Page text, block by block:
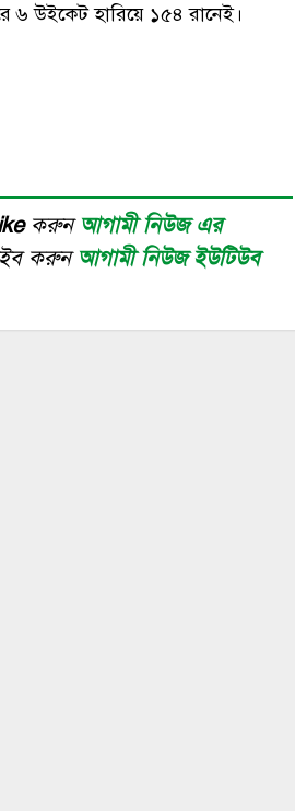
৬ উইকেট হারিয়ে ১৫৪ রানেই।
করুন আগামী নিউজ এর
করুন আগামী নিউজ ইউটিউব